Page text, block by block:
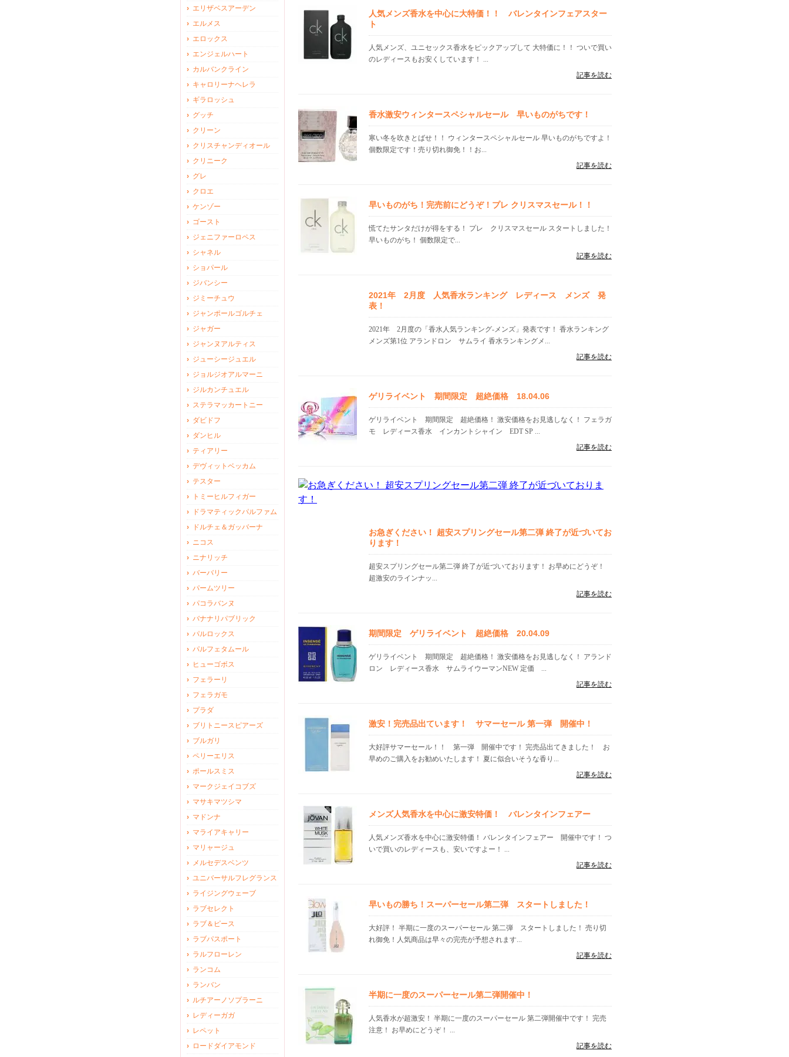
人気メンズ香水を中心に大特価！！ バレンタインフェアスター
ト
人気メンズ、ユニセックス香水をピックアップして 大特価に！！ ついで買い
のレディースもお安くしています！ ...
記事を読む
香水激安ウィンタースペシャルセール 早いものがちです！
寒い冬を吹きとばせ！！ ウィンタースペシャルセール 早いものがちですよ！
個数限定です！売り切れ御免！！お...
記事を読む
早いものがち！完売前にどうぞ！プレ クリスマスセール！！
慌てたサンタだけが得をする！ プレ クリスマスセール スタートしました！
早いものがち！ 個数限定で...
記事を読む
2021年 2月度 人気香水ランキング レディース メンズ 発
表！
2021年 2月度の「香水人気ランキング-メンズ」発表です！ 香水ランキング
メンズ第1位 アランドロン サムライ 香水ランキングメ...
記事を読む
ゲリライベント 期間限定 超絶価格 18.04.06
ゲリライベント 期間限定 超絶価格！ 激安価格をお見逃しなく！ フェラガ
モ レディース香水 インカントシャイン EDT SP ...
記事を読む
お急ぎください！ 超安スプリングセール第二弾 終了が近づいてお
ります！
超安スプリングセール第二弾 終了が近づいております！ お早めにどうぞ！
超激安のラインナッ...
記事を読む
期間限定 ゲリライベント 超絶価格 20.04.09
ゲリライベント 期間限定 超絶価格！ 激安価格をお見逃しなく！ アランド
ロン レディース香水 サムライウーマンNEW 定価 ...
記事を読む
激安！完売品出ています！ サマーセール 第一弾 開催中！
大好評サマーセール！！ 第一弾 開催中です！ 完売品出てきました！ お
早めのご購入をお勧めいたします！ 夏に似合いそうな香り...
記事を読む
メンズ人気香水を中心に激安特価！ バレンタインフェアー
人気メンズ香水を中心に激安特価！ バレンタインフェアー 開催中です！ つ
いで買いのレディースも、安いですよー！ ...
記事を読む
早いもの勝ち！スーパーセール第二弾 スタートしました！
大好評！ 半期に一度のスーパーセール 第二弾 スタートしました！ 売り切
れ御免！人気商品は早々の完売が予想されます...
記事を読む
半期に一度のスーパーセール第二弾開催中！
人気香水が超激安！ 半期に一度のスーパーセール 第二弾開催中です！ 完売
注意！ お早めにどうぞ！ ...
記事を読む
エリザベスアーデン
エルメス
エロックス
エンジェルハート
カルバンクライン
キャロリーナヘレラ
ギラロッシュ
グッチ
クリーン
クリスチャンディオール
クリニーク
グレ
クロエ
ケンゾー
ゴースト
ジェニファーロペス
シャネル
ショパール
ジバンシー
ジミーチュウ
ジャンポールゴルチェ
ジャガー
ジャンヌアルティス
ジューシージュエル
ジョルジオアルマーニ
ジルカンチュエル
ステラマッカートニー
ダビドフ
ダンヒル
ティアリー
デヴィットベッカム
テスター
トミーヒルフィガー
ドラマティックパルファム
ドルチェ＆ガッバーナ
ニコス
ニナリッチ
バーバリー
パームツリー
パコラバンヌ
バナナリパブリック
パルロックス
パルフェタムール
ヒューゴボス
フェラーリ
フェラガモ
プラダ
ブリトニースピアーズ
ブルガリ
ペリーエリス
ポールスミス
マークジェイコブズ
マサキマツシマ
マドンナ
マライアキャリー
マリャージュ
メルセデスベンツ
ユニバーサルフレグランス
ライジングウェーブ
ラブセレクト
ラブ＆ピース
ラブパスポート
ラルフローレン
ランコム
ランバン
ルチアーノソプラーニ
レディーガガ
レペット
ロードダイアモンド